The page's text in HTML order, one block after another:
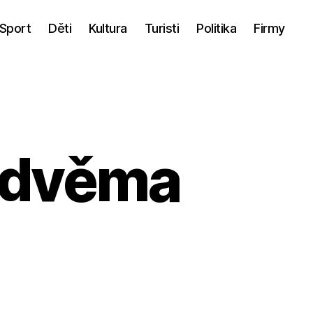
Sport Děti Kultura Turisti Politika Firmy